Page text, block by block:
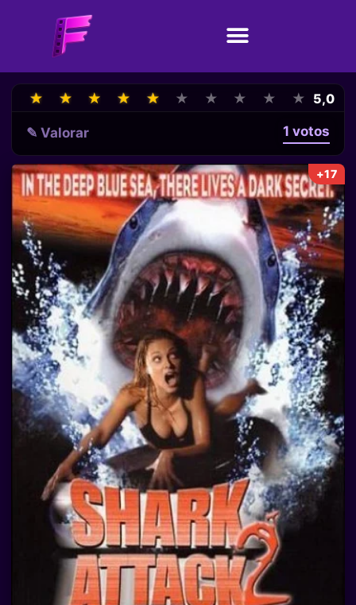
★
★ ★
★ ★
★ ★
★ ★
★ ★
★ ★
★ ★
★ ★
★ ★
★ 5,0
✎ Valorar 1 votos
+17